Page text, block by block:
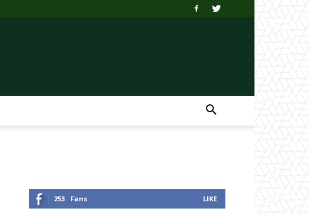
253 Fans LIKE